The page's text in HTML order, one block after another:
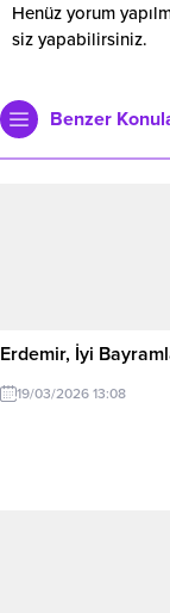
Henüz yorum
siz yapabilirsiniz.
Benzer
Erdemir, İyi
19/03/2026 13:08